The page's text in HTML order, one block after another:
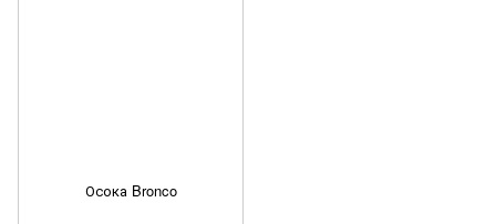
Осока Bronco